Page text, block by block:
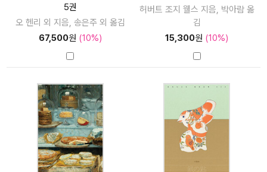
5권
오 헨리 외 지음, 송은주 외 옮김
67,500원 (10%)
허버트 조지 웰스 지음, 박아람 옮
김
15,300원 (10%)